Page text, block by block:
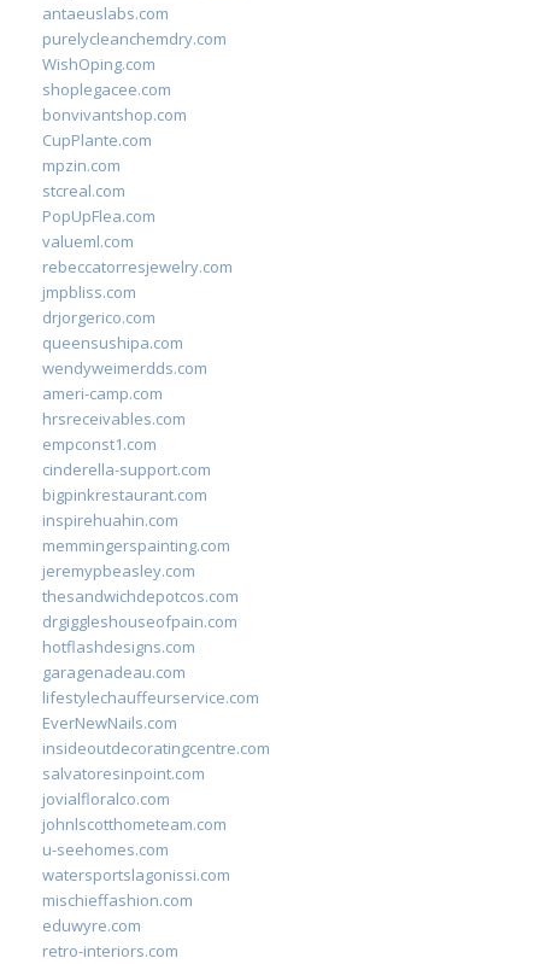
antaeuslabs.com
purelycleanchemdry.com
WishOping.com
shoplegacee.com
bonvivantshop.com
CupPlante.com
mpzin.com
stcreal.com
PopUpFlea.com
valueml.com
rebeccatorresjewelry.com
jmpbliss.com
drjorgerico.com
queensushipa.com
wendyweimerdds.com
ameri-camp.com
hrsreceivables.com
empconst1.com
cinderella-support.com
bigpinkrestaurant.com
inspirehuahin.com
memmingerspainting.com
jeremypbeasley.com
thesandwichdepotcos.com
drgiggleshouseofpain.com
hotflashdesigns.com
garagenadeau.com
lifestylechauffeurservice.com
EverNewNails.com
insideoutdecoratingcentre.com
salvatoresinpoint.com
jovialfloralco.com
johnlscotthometeam.com
u-seehomes.com
watersportslagonissi.com
mischieffashion.com
eduwyre.com
retro-interiors.com